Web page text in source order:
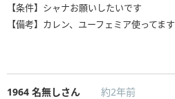
【条件】シャナお願いしたいです
【備考】カレン、ユーフェミア使ってます
1964 名無しさん 約2年前